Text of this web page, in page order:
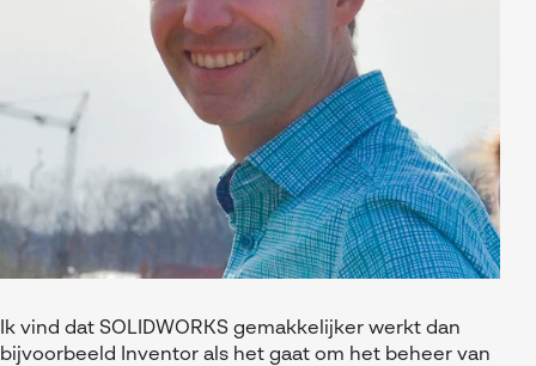
Ik vind dat SOLIDWORKS gemakkelijker werkt dan
bijvoorbeeld Inventor als het gaat om het beheer van